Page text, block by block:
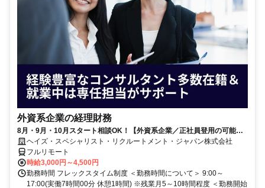
外資系企業の経理財務
8月・9月・10月スタート相談OK！【外資系企業／正社員登用の可能性
大／700万～800万／リモート勤務OK】経理財務
ヘイズ・スペシャリスト・リクルートメント・ジャパン株式会社
フルリモート
時給3,000円～4,500円
勤務時間 フレックスタイム制度 ＜勤務時間について＞ 9:00～
17:00(実働7時間00分 休憩1時間) ※残業月5～10時間程度 ＜勤務開始